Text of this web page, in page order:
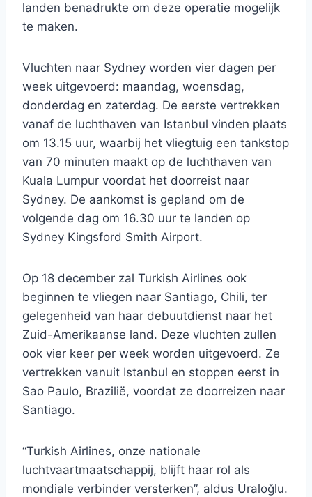
landen benadrukte om deze operatie mogelijk
te maken.
Vluchten naar Sydney worden vier dagen per
week uitgevoerd: maandag, woensdag,
donderdag en zaterdag. De eerste vertrekken
vanaf de luchthaven van Istanbul vinden plaats
om 13.15 uur, waarbij het vliegtuig een tankstop
van 70 minuten maakt op de luchthaven van
Kuala Lumpur voordat het doorreist naar
Sydney. De aankomst is gepland om de
volgende dag om 16.30 uur te landen op
Sydney Kingsford Smith Airport.
Op 18 december zal Turkish Airlines ook
beginnen te vliegen naar Santiago, Chili, ter
gelegenheid van haar debuutdienst naar het
Zuid-Amerikaanse land. Deze vluchten zullen
ook vier keer per week worden uitgevoerd. Ze
vertrekken vanuit Istanbul en stoppen eerst in
Sao Paulo, Brazilië, voordat ze doorreizen naar
Santiago.
“Turkish Airlines, onze nationale
luchtvaartmaatschappij, blijft haar rol als
mondiale verbinder versterken”, aldus Uraloğlu.